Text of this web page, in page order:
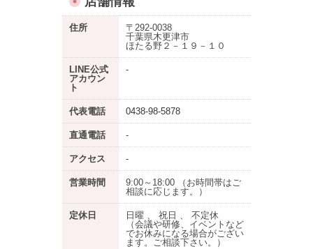
住所
〒292-0038
千葉県木更津市
ほたる野２－１９－１０
LINE公式
アカウン
ト
-
代表電話 0438-98-5878
直通電話 -
アクセス -
営業時間
9:00～18:00 （お時間帯はご
相談に応じます。）
定休日
日曜 、 祝日 、 不定休
（会議や研修、イベントなど
でお休みになる場合がござい
ます。ご相談下さい。）